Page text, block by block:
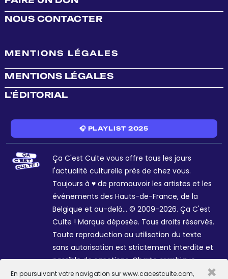
En poursuivant votre navigation sur www.cacestculte.com,
×
NOUS CONTACTER
MENTIONS LÉGALES
MENTIONS LÉGALES
L'ÉDITORIAL
🎧 PLAYLIST 2025
Ça C'est Culte vous offre tous les jours
l'actualité culturelle près de chez vous.
Toujours à ♥ de promouvoir les artistes et les
événements des Hauts-de-France, de la
Belgique et au-delà... © 2009-2026. Ça C'est
Culte ! Marque déposée. Tous droits réservés.
Toute reproduction ou utilisation du texte
sans autorisation est strictement interdite et
passible de sanctions. Charte graphique
Sophie R. et Céline Galant.